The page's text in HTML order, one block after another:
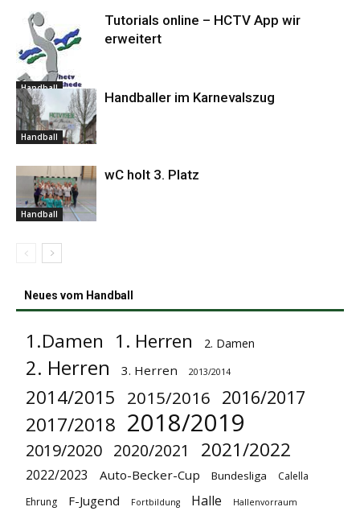
Handball
Tutorials online – HCTV App wir
erweitert
Handball
Handballer im Karnevalszug
Handball
wC holt 3. Platz
Neues vom Handball
1.Damen 1. Herren 2. Damen
2. Herren 3. Herren 2013/2014
2014/2015 2015/2016 2016/2017
2017/2018 2018/2019
2019/2020 2020/2021 2021/2022
2022/2023 Auto-Becker-Cup Bundesliga
Calella
Ehrung
F-Jugend Fortbildung Halle Hallenvorraum